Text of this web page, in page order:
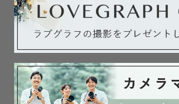
その想いごと記録して残せるようにシャ
ます。
ストロボやLEDも所持しておりますので
屋内や夜間の撮影もお任せください！
大人数の撮影も慣れております💪